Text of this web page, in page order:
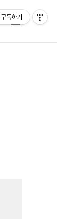
메
구독하기